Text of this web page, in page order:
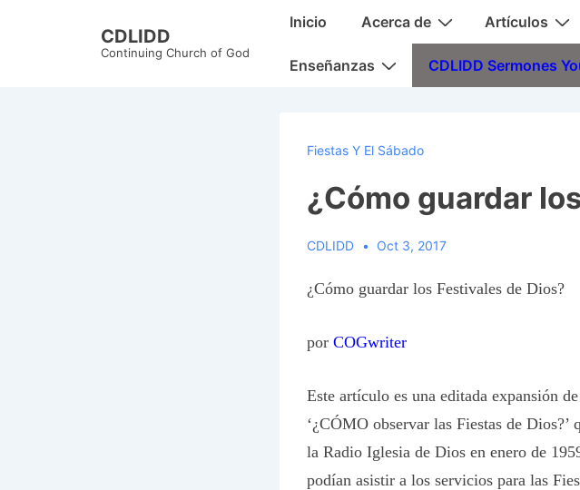
CDLIDD
Continuing Church of God
MainInicio Acerca de Artículos
Enseñanzas CDLIDD Sermones
Fiestas Y El Sábado
¿Cómo guardar
CDLIDD Oct 3, 2017
¿Cómo guardar los Festivales de Dios?
por COGwriter
Este artículo es una editada expansión
‘¿CÓMO observar las Fiestas de
la Radio Iglesia de Dios en enero de
podían asistir a los servicios para las